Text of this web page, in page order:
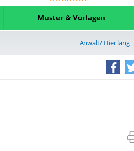
Muster & Vorlagen
Anwalt? Hier lang